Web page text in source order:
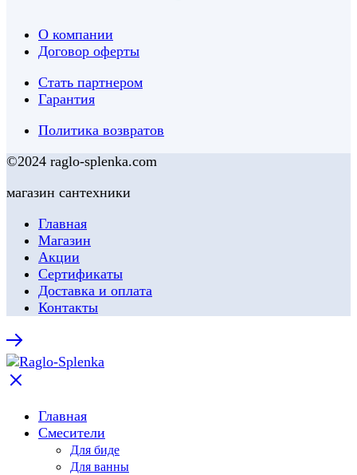
О компании
Договор оферты
Стать партнером
Гарантия
Политика возвратов
©2024 raglo-splenka.com
магазин сантехники
Главная
Магазин
Акции
Сертификаты
Доставка и оплата
Контакты
Главная
Смесители
Для биде
Для ванны